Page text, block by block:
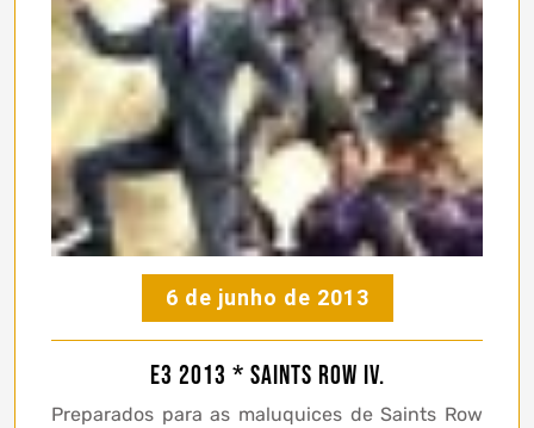
6 de junho de 2013
E3 2013 * Saints Row IV.
Preparados para as maluquices de Saints Row